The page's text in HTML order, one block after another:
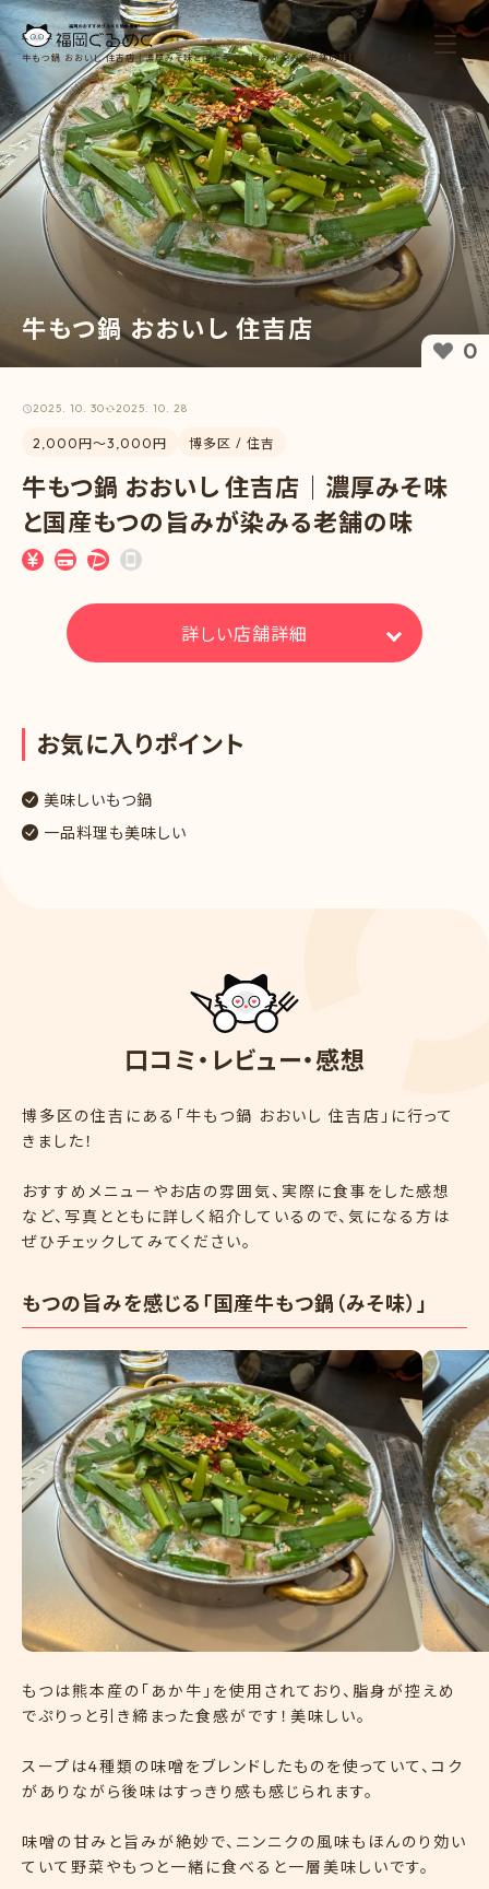
牛もつ鍋 おおいし 住吉店｜濃厚みそ味と国産もつの旨みが染みる老舗の味【福岡ぐるめぐ】
牛もつ鍋 おおいし 住吉店
0
2025. 10. 30 2025. 10. 28
2,000円〜3,000円 博多区 / 住吉
牛もつ鍋 おおいし 住吉店｜濃厚みそ味
と国産もつの旨みが染みる老舗の味
詳しい店舗詳細
お気に入りポイント
美味しいもつ鍋
一品料理も美味しい
口コ ミ ・ レビュー・感想
博多区の住吉にある「牛もつ鍋 おおいし 住吉店」に行って
きました！
おすすめメニューやお店の雰囲気、実際に食事をした感想
など、写真とともに詳しく紹介しているので、気になる方は
ぜひチェックしてみてください。
もつの旨みを感じる「国産牛もつ鍋（みそ味）」
もつは熊本産の「あか牛」を使用されており、脂身が控えめ
でぷりっと引き締まった食感がです！美味しい。
スープは4種類の味噌をブレンドしたものを使っていて、コク
がありながら後味はすっきり感も感じられます。
味噌の甘みと旨みが絶妙で、ニンニクの風味もほんのり効い
ていて野菜やもつと一緒に食べると一層美味しいです。